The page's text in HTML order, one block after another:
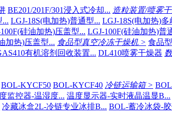
BE201/201F/301浸入式冷却... 造粒装置/喷雾
... LGJ-18S(电加热)普通型... LGJ-18S(电加热)多
硅油加热)压盖型... LGJ-100F(硅油加热)普
加热)压盖型... 食品型真空冷冻干燥机 > 食品
有机溶剂回收装置... DL410喷雾干燥器
BOL-KYCF50 BOL-KYCF40 冷链运输箱 >
监控器-温湿度... 温度显示器-实时液晶温显B...
冷藏冰盒2L-冷链专业冰排B... BOL-蓄冷冰袋-